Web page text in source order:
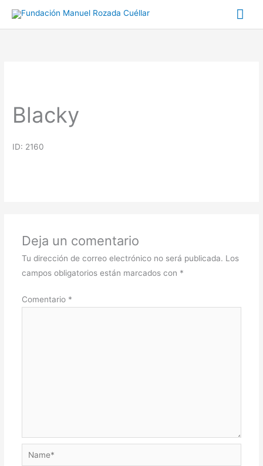
Blacky
ID: 2160
Deja un comentario
Tu dirección de correo electrónico no será publicada. Los
campos obligatorios están marcados con *
Comentario *
Name*